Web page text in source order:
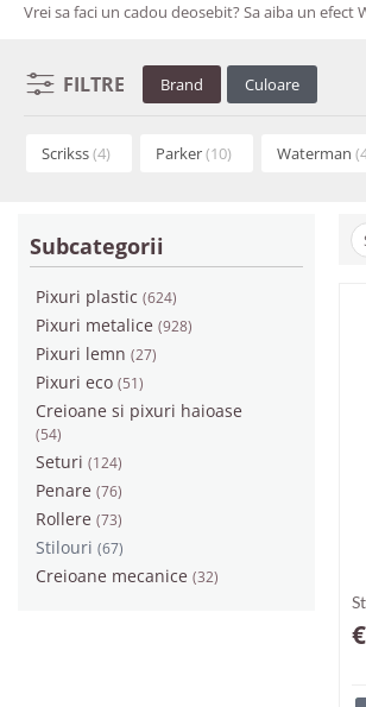
Vrei sa faci un cadou deosebit? Sa aiba un
FILTRE Brand Culoare
Scrikss(4) Parker(10) Waterman
Subcategorii
Pixuri plastic (624)
Pixuri metalice (928)
Pixuri lemn (27)
Pixuri eco (51)
Creioane si pixuri haioase
(54)
Seturi (124)
Penare (76)
Rollere (73)
Stilouri (67)
Creioane mecanice (32)
€